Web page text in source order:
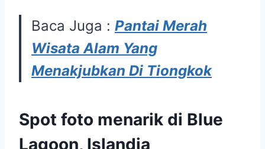
Baca Juga : Pantai Merah
Wisata Alam Yang
Menakjubkan Di Tiongkok
Spot foto menarik di Blue
Lagoon, Islandia